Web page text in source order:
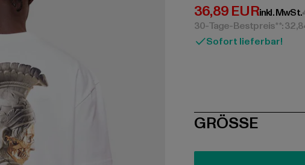
36,89 EUR
Derzeitiger Preis:
inkl. MwSt.
30-Tage-Bestpreis**:
Sofort lieferbar!
SIZE
GRÖSSE